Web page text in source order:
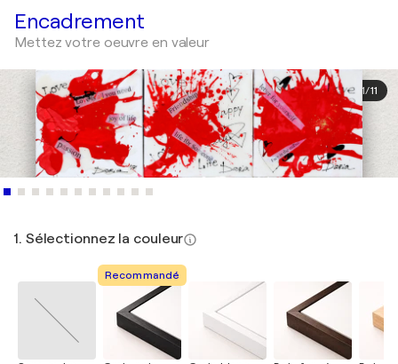
Encadrement
Mettez votre oeuvre en valeur
1/11
1. Sélectionnez la couleur
Recommandé